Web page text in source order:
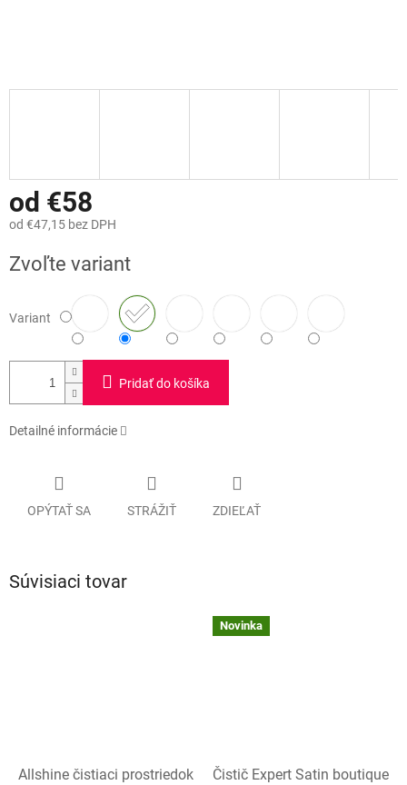
od €58
od €47,15 bez DPH
cena:
Zvoľte variant
Variant
Pridať do košíka
Detailné informácie
OPÝTAŤ SA STRÁŽIŤ ZDIEĽAŤ
Súvisiaci tovar
Allshine čistiaci prostriedok
Novinka
Čistič Expert Satin boutique